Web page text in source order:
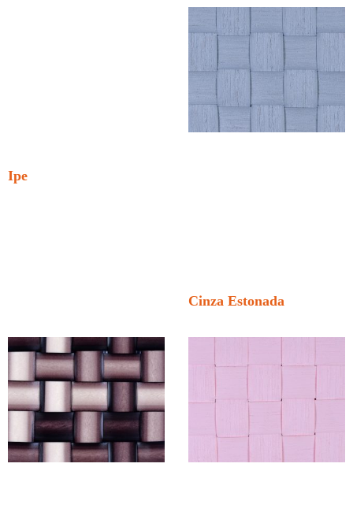
Ipe
Cinza Estonada